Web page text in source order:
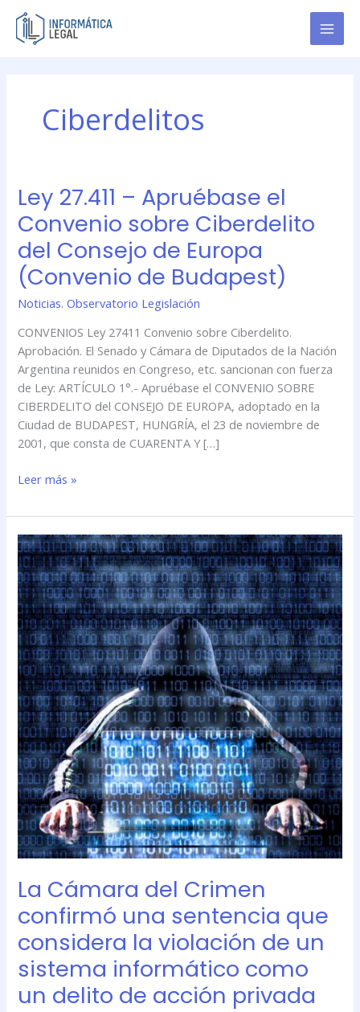
contenido
Ciberdelitos
Ley 27.411 – Apruébase el
Convenio sobre Ciberdelito
del Consejo de Europa
(Convenio de Budapest)
Noticias. Observatorio Legislación
CONVENIOS Ley 27411 Convenio sobre Ciberdelito.
Aprobación. El Senado y Cámara de Diputados de la Nación
Argentina reunidos en Congreso, etc. sancionan con fuerza
de Ley: ARTÍCULO 1°.- Apruébase el CONVENIO SOBRE
CIBERDELITO del CONSEJO DE EUROPA, adoptado en la
Ciudad de BUDAPEST, HUNGRÍA, el 23 de noviembre de
2001, que consta de CUARENTA Y […]
Ley
27.411
–
Apruébase
el
Convenio
sobre
del
Consejo
de
Europa
(Convenio
de
Budapest)
Leer más »
La Cámara del Crimen
confirmó una sentencia que
considera la violación de un
sistema informático como
un delito de acción privada
La
Cámara
del
Crimen
confirmó
una
sentencia
que
considera la
violación
de
un
sistema
informático
como
un
delito
de
privada